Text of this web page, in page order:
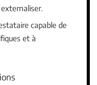
capable de
et à